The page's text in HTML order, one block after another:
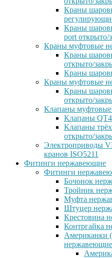
Краны
Краны
port открыто/
Краны муфтовые
Краны
открыто/
Краны
Краны муфтовые
Краны
открыто/
Клапаны муфтовые
Клапаны
Клапаны
открыто/
Электроприводы
кранов ISO5211
Фитинги нержавеющие
Фитинги
Бочонок
Тройник
Муфта
Штуцер
Крестовина
Контргайка
Американки
нержавеющие